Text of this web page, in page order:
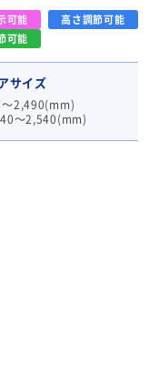
可能
高さ調節可能
可能
サイズ
2,490(mm)
～2,540(mm)